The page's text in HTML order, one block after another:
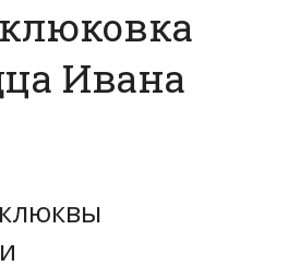
Ивана